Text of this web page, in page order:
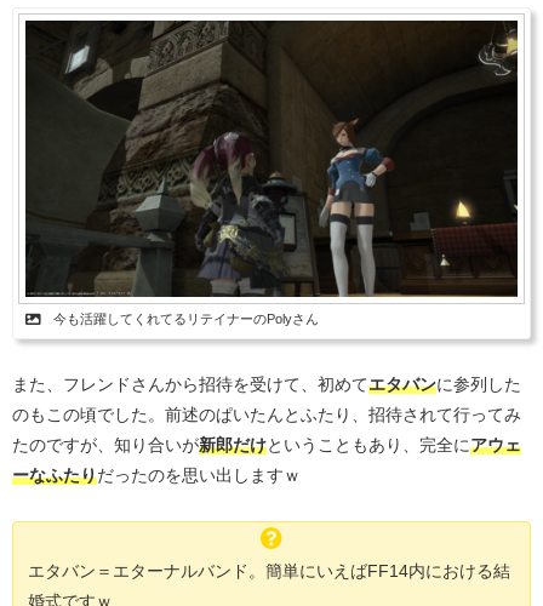
今も活躍してくれてるリテイナーのPolyさん
また、フレンドさんから招待を受けて、初めてエタバンに参列した
のもこの頃でした。前述のぱいたんとふたり、招待されて行ってみ
たのですが、知り合いが新郎だけということもあり、完全にアウェ
ーなふたりだったのを思い出しますｗ
エタバン＝エターナルバンド。簡単にいえばFF14内における結
婚式ですｗ